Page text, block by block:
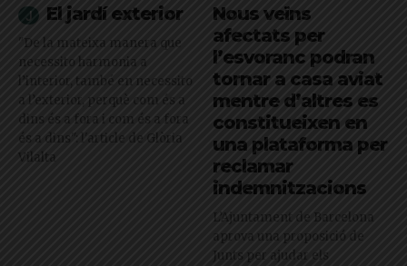
El jardí exterior
"De la mateixa manera que
necessito harmonia a
l’interior, també en necessito
a l’exterior, perquè com és a
dins és a fora i com és a fora
és a dins": l'article de Glòria
Vilalta
Nous veïns
afectats per
l’esvoranc podran
tornar a casa aviat
mentre d’altres es
constitueixen en
una plataforma per
reclamar
indemnitzacions
L’Ajuntament de Barcelona
aprova una proposició de
Junts per ajudar els